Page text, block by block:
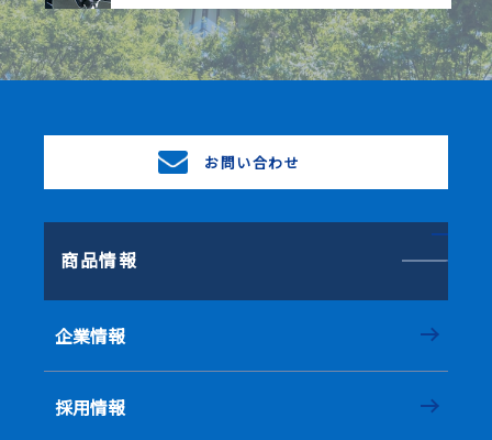
お問い合わせ
企業情報
採用情報
商品情報